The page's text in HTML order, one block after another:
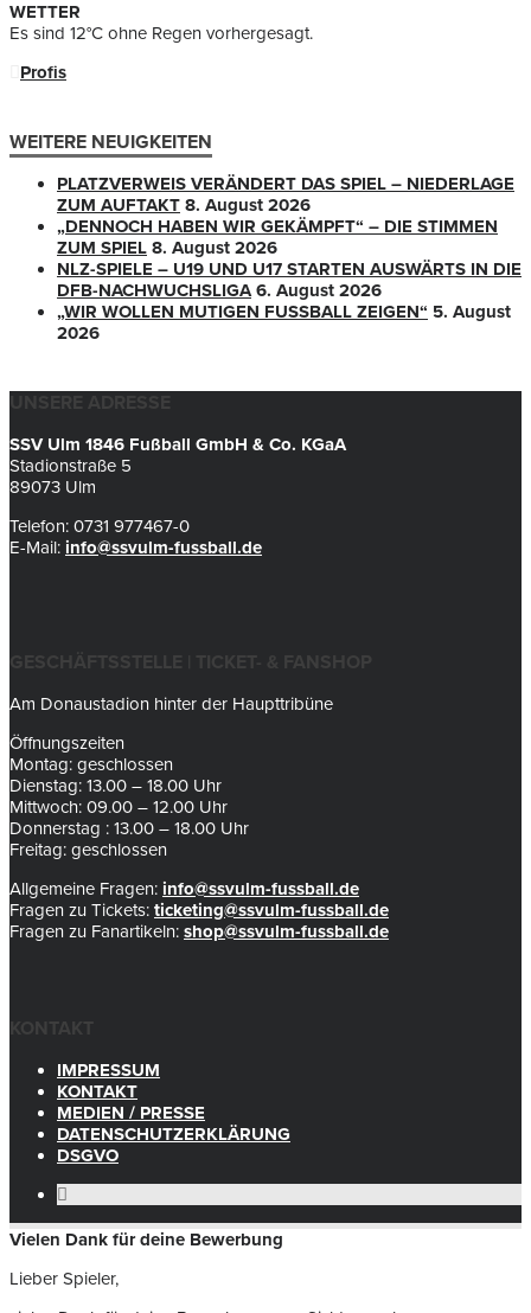
WETTER
Es sind 12°C ohne Regen vorhergesagt.
Profis
WEITERE NEUIGKEITEN
PLATZVERWEIS VERÄNDERT DAS SPIEL – NIEDERLAGE
ZUM AUFTAKT 8. August 2026
„DENNOCH HABEN WIR GEKÄMPFT“ – DIE STIMMEN
ZUM SPIEL 8. August 2026
NLZ-SPIELE – U19 UND U17 STARTEN AUSWÄRTS IN DIE
DFB-NACHWUCHSLIGA 6. August 2026
„WIR WOLLEN MUTIGEN FUSSBALL ZEIGEN“
5. August
2026
UNSERE ADRESSE
SSV Ulm 1846 Fußball GmbH & Co. KGaA
Stadionstraße 5
89073 Ulm
Telefon: 0731 977467-0
E-Mail: info@ssvulm-fussball.de
GESCHÄFTSSTELLE | TICKET- & FANSHOP
Am Donaustadion hinter der Haupttribüne
Öffnungszeiten
Montag: geschlossen
Dienstag: 13.00 – 18.00 Uhr
Mittwoch: 09.00 – 12.00 Uhr
Donnerstag : 13.00 – 18.00 Uhr
Freitag: geschlossen
Allgemeine Fragen: info@ssvulm-fussball.de
Fragen zu Tickets: ticketing@ssvulm-fussball.de
Fragen zu Fanartikeln: shop@ssvulm-fussball.de
KONTAKT
IMPRESSUM
KONTAKT
MEDIEN / PRESSE
DATENSCHUTZERKLÄRUNG
DSGVO
Vielen Dank für deine Bewerbung
Lieber Spieler,